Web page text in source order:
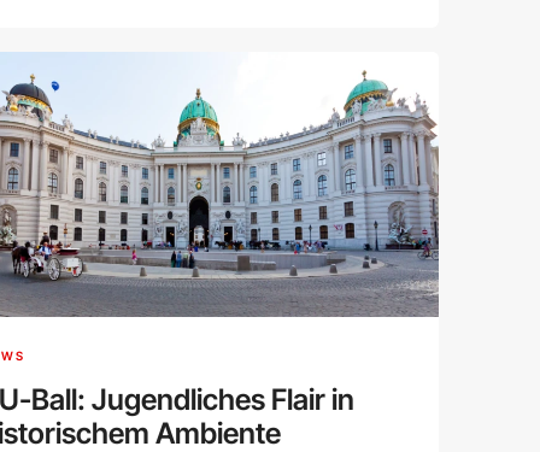
Ball: Jugendliches Flair in
Ambiente